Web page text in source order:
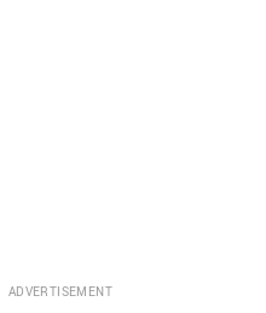
ADVERTISEMENT